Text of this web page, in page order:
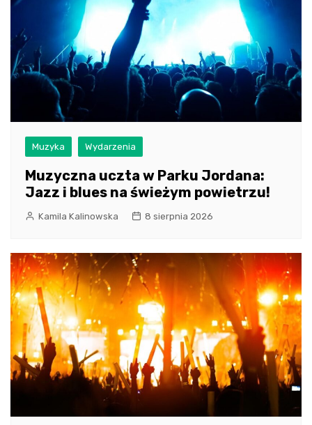
Muzyka Wydarzenia
Muzyczna uczta w Parku Jordana:
Jazz i blues na świeżym powietrzu!
Kamila Kalinowska 8 sierpnia 2026